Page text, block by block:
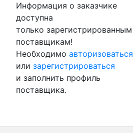
Информация о заказчике
доступна
только зарегистрированным
поставщикам!
Необходимо авторизоваться
или зарегистрироваться
и заполнить профиль
поставщика.